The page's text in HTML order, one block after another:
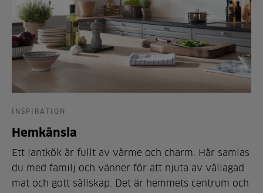
INSPIRATION
Hemkänsla
Ett lantkök är fullt av värme och charm. Här samlas
du med familj och vänner för att njuta av vällagad
mat och gott sällskap. Det är hemmets centrum och